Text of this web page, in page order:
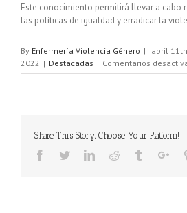
Este conocimiento permitirá llevar a cabo
las políticas de igualdad y erradicar la
By Enfermería Violencia Género |
abril 11th,
2022 | Destacadas | Comentarios
Share This Story, Choose Your Platform!